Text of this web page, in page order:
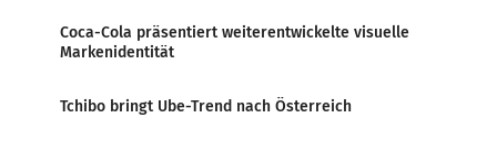
Coca-Cola präsentiert weiterentwickelte visuelle
Markenidentität
Tchibo bringt Ube-Trend nach Österreich